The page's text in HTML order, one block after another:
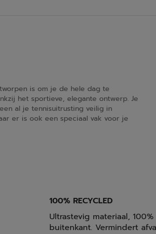
is om je de hele dag te
het sportieve, elegante ontwerp. Je
al je tennisuitrusting veilig in
er is ook een speciaal vak voor je
100% RECYCLED
Ultrastevig materiaal,
buitenkant. Vermindert